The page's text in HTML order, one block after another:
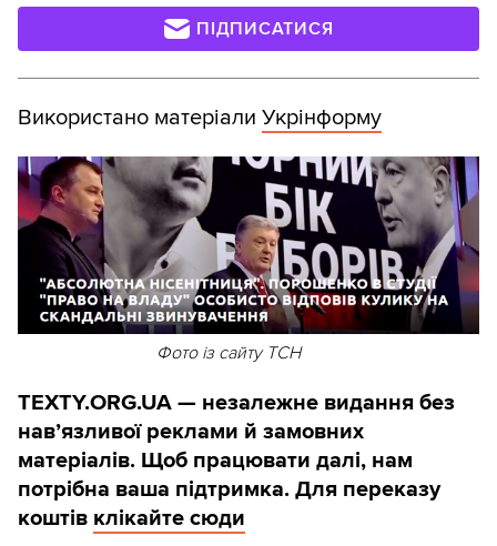
ПІДПИСАТИСЯ
Використано матеріали Укрінформу
Фото із сайту ТСН
TEXTY.ORG.UA — незалежне видання без
навʼязливої реклами й замовних
матеріалів. Щоб працювати далі, нам
потрібна ваша підтримка. Для переказу
коштів клікайте сюди